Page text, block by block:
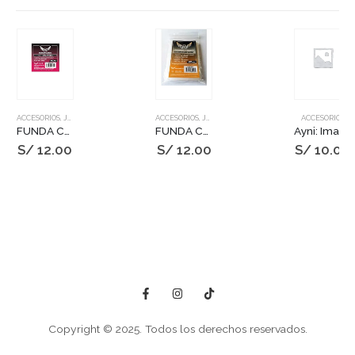
ACCESORIOS, JUEGOS DE MESA
S/ 12.00
ACCESORIOS, JUEGOS DE MESA
S/12.00
ACCESORIOS
S/ 10.00
Copyright © 2025. Todos los derechos reservados.